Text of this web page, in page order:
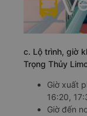
c. Lộ trình, giờ
Trọng Thủy
Giờ xuất
16:20,
Giờ đến